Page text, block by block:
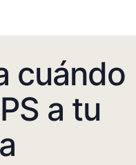
cuándo
a tu